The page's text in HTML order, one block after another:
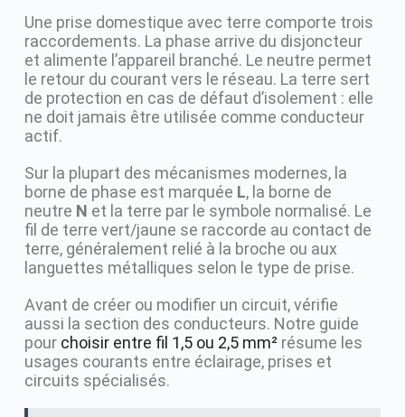
Une prise domestique avec terre comporte trois
raccordements. La phase arrive du disjoncteur
et alimente l’appareil branché. Le neutre permet
le retour du courant vers le réseau. La terre sert
de protection en cas de défaut d’isolement : elle
ne doit jamais être utilisée comme conducteur
actif.
Sur la plupart des mécanismes modernes, la
borne de phase est marquée L, la borne de
neutre N et la terre par le symbole normalisé. Le
fil de terre vert/jaune se raccorde au contact de
terre, généralement relié à la broche ou aux
languettes métalliques selon le type de prise.
Avant de créer ou modifier un circuit, vérifie
aussi la section des conducteurs. Notre guide
pour choisir entre fil 1,5 ou 2,5 mm² résume les
usages courants entre éclairage, prises et
circuits spécialisés.